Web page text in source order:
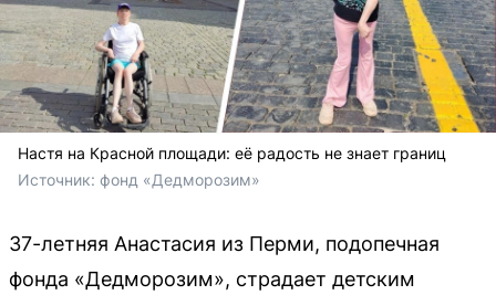
Настя на Красной площади: её радость не знает границ
Источник: фонд «Дедморозим»
37-летняя Анастасия из Перми, подопечная
фонда «Дедморозим», страдает детским